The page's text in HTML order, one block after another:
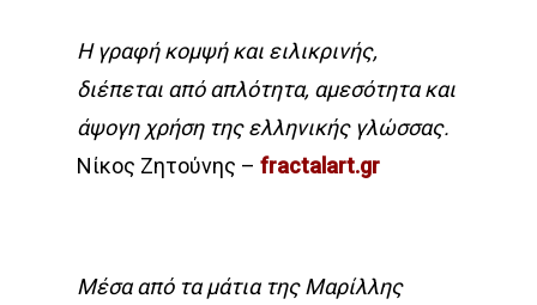
Η γραφή κομψή και ειλικρινής,
διέπεται από απλότητα, αμεσότητα και
άψογη χρήση της ελληνικής γλώσσας.
Νίκος Ζητούνης – fractalart.gr
Μέσα από τα μάτια της Μαρίλλης